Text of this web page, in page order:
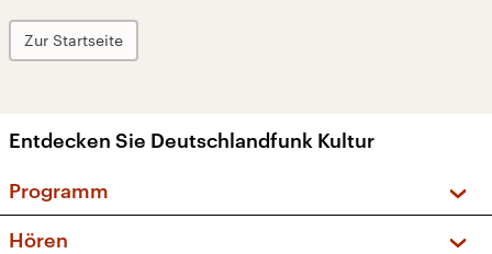
Zur Startseite
Entdecken Sie Deutschlandfunk Kultur
Programm
Hören